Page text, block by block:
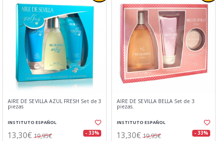
AIRE DE SEVILLA AZUL FRESH Set de 3
piezas
INSTITUTO ESPAÑOL
13,30€ 19,95€ - 33%
AIRE DE SEVILLA BELLA Set de 3
piezas.
INSTITUTO ESPAÑOL
13,30€ 19,95€ - 33%